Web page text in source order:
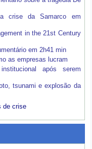
crise da Samarco em
in the 21st Century
em 2h41 min
as empresas lucram
após serem
tsunami e explosão da
de crise